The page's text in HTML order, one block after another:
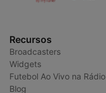
Recursos
Broadcasters
Widgets
Futebol Ao Vivo na Rádio
Blog